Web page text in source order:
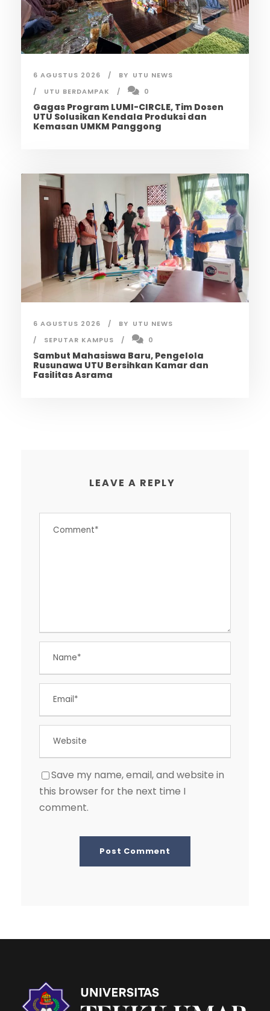
6 AGUSTUS 2026 BY UTU NEWS
UTU BERDAMPAK
0
Gagas Program LUMI-CIRCLE, Tim Dosen
UTU Solusikan Kendala Produksi dan
Kemasan UMKM Panggong
6 AGUSTUS 2026 BY UTU NEWS
SEPUTAR KAMPUS
0
Sambut Mahasiswa Baru, Pengelola
Rusunawa UTU Bersihkan Kamar dan
Fasilitas Asrama
LEAVE A REPLY
Save my name, email, and website in
this browser for the next time I
comment.